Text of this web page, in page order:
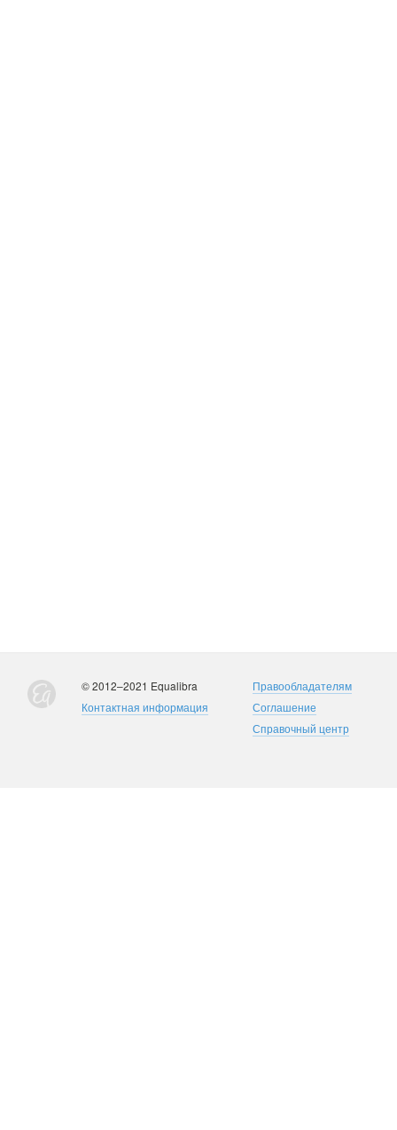
© 2012–2021 Equalibra
Контактная информация
Правообладателям
Соглашение
Справочный центр